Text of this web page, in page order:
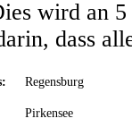
wird an
dass
Regensburg
Pirkensee